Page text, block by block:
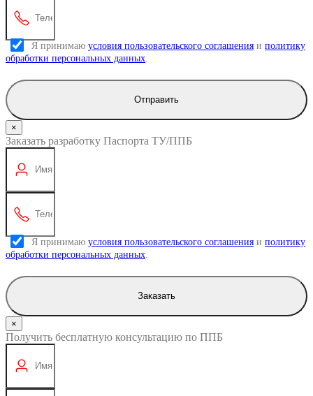
Я принимаю условия пользовательского соглашения и политику
обработки персональных данных
Отправить
×
Заказать разработку Паспорта ТУ/ППБ
Я принимаю условия пользовательского соглашения и политику
обработки персональных данных
Заказать
×
Получить бесплатную консультацию по ППБ